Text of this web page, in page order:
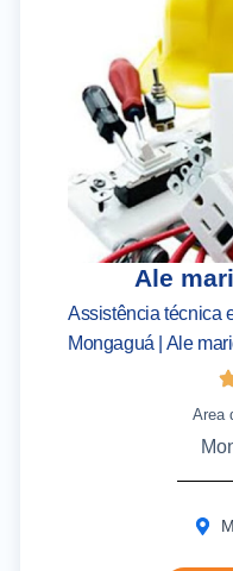
Ale
Assistência técnica
Mongaguá | Ale
Area